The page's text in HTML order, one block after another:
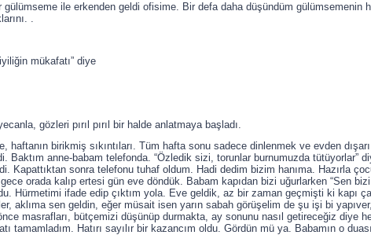
ile erkenden geldi ofisime. Bir defa daha düşündüm gülümsemenin
.
mükafatı” diye
gözleri pırıl pırıl bir halde anlatmaya başladı.
birikmiş sıkıntıları. Tüm hafta sonu sadece dinlenmek ve evden dışarı
anne-babam telefonda. “Özledik sizi, torunlar burnumuzda tütüyorlar”
sonra telefonu tuhaf oldum. Hadi dedim bizim hanıma. Hazırla
orada kalıp ertesi gün eve döndük. Babam kapıdan bizi uğurlarken “Sen bizi
Hürmetimi ifade edip çıktım yola. Eve geldik, az bir zaman geçmişti ki kapı
aklıma sen geldin, eğer müsait isen yarın sabah görüşelim de şu işi bi
masrafları, bütçemizi düşünüp durmakta, ay sonunu nasıl getireceğiz diye
Hatırı sayılır bir kazancım oldu. Gördün mü ya. Babamın o